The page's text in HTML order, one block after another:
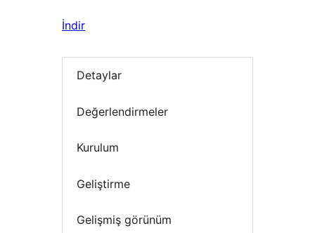
İndir
Detaylar
Değerlendirmeler
Kurulum
Geliştirme
Gelişmiş görünüm